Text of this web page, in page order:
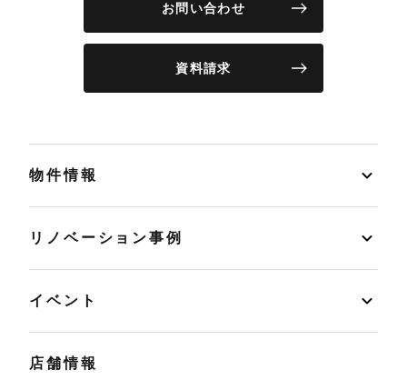
お問い合わせ
資料請求
物件情報
リノベーション事例
イベント
店舗情報